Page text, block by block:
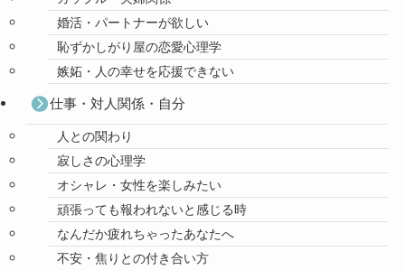
婚活・パートナーが欲しい
恥ずかしがり屋の恋愛心理学
嫉妬・人の幸せを応援できない
仕事・対人関係・自分
人との関わり
寂しさの心理学
オシャレ・女性を楽しみたい
頑張っても報われないと感じる時
なんだか疲れちゃったあなたへ
不安・焦りとの付き合い方